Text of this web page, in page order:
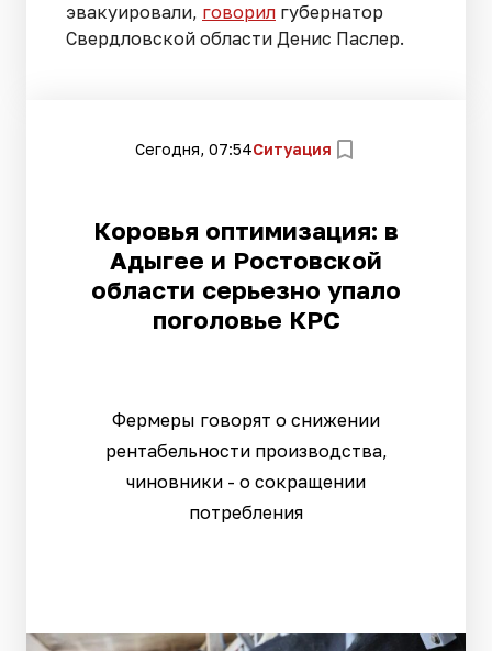
эвакуировали, говорил губернатор
Свердловской области Денис Паслер.
Сегодня, 07:54Ситуация
Коровья оптимизация: в
Адыгее и Ростовской
области серьезно упало
поголовье КРС
Фермеры говорят о снижении
рентабельности производства,
чиновники - о сокращении
потребления